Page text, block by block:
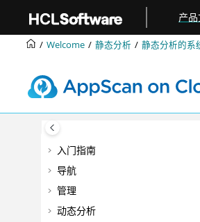
产
Welcome 静态分析 静态分析的系
入门指南
导航
管理
动态分析